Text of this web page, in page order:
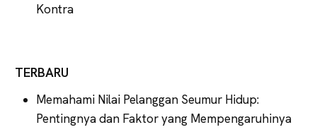
Kontra
TERBARU
Memahami Nilai Pelanggan Seumur Hidup:
Pentingnya dan Faktor yang Mempengaruhinya